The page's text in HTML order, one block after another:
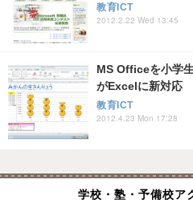
教育ICT
2012.2.22 Wed 13:45
MS Officeを小学
がExcelに新対応
教育ICT
2012.4.23 Mon 17:28
学校・塾・予備校ア